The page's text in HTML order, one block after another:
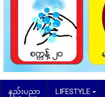
နည်းပညာ LIFESTYLE